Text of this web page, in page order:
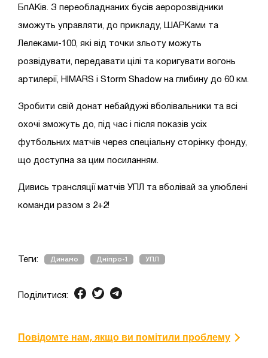
БпАКів. З переобладнаних бусів аеророзвідники
зможуть управляти, до прикладу, ШАРКами та
Лелеками-100, які від точки зльоту можуть
розвідувати, передавати цілі та коригувати вогонь
артилерії, HIMARS і Storm Shadow на глибину до 60 км.
Зробити свій донат небайдужі вболівальники та всі
охочі зможуть до, під час і після показів усіх
футбольних матчів через спеціальну сторінку фонду,
що доступна за цим посиланням.
Дивись трансляції матчів УПЛ та вболівай за улюблені
команди разом з 2+2!
Теги: Динамо Дніпро-1 УПЛ
Поділитися:
Повідомте нам, якщо ви помітили проблему